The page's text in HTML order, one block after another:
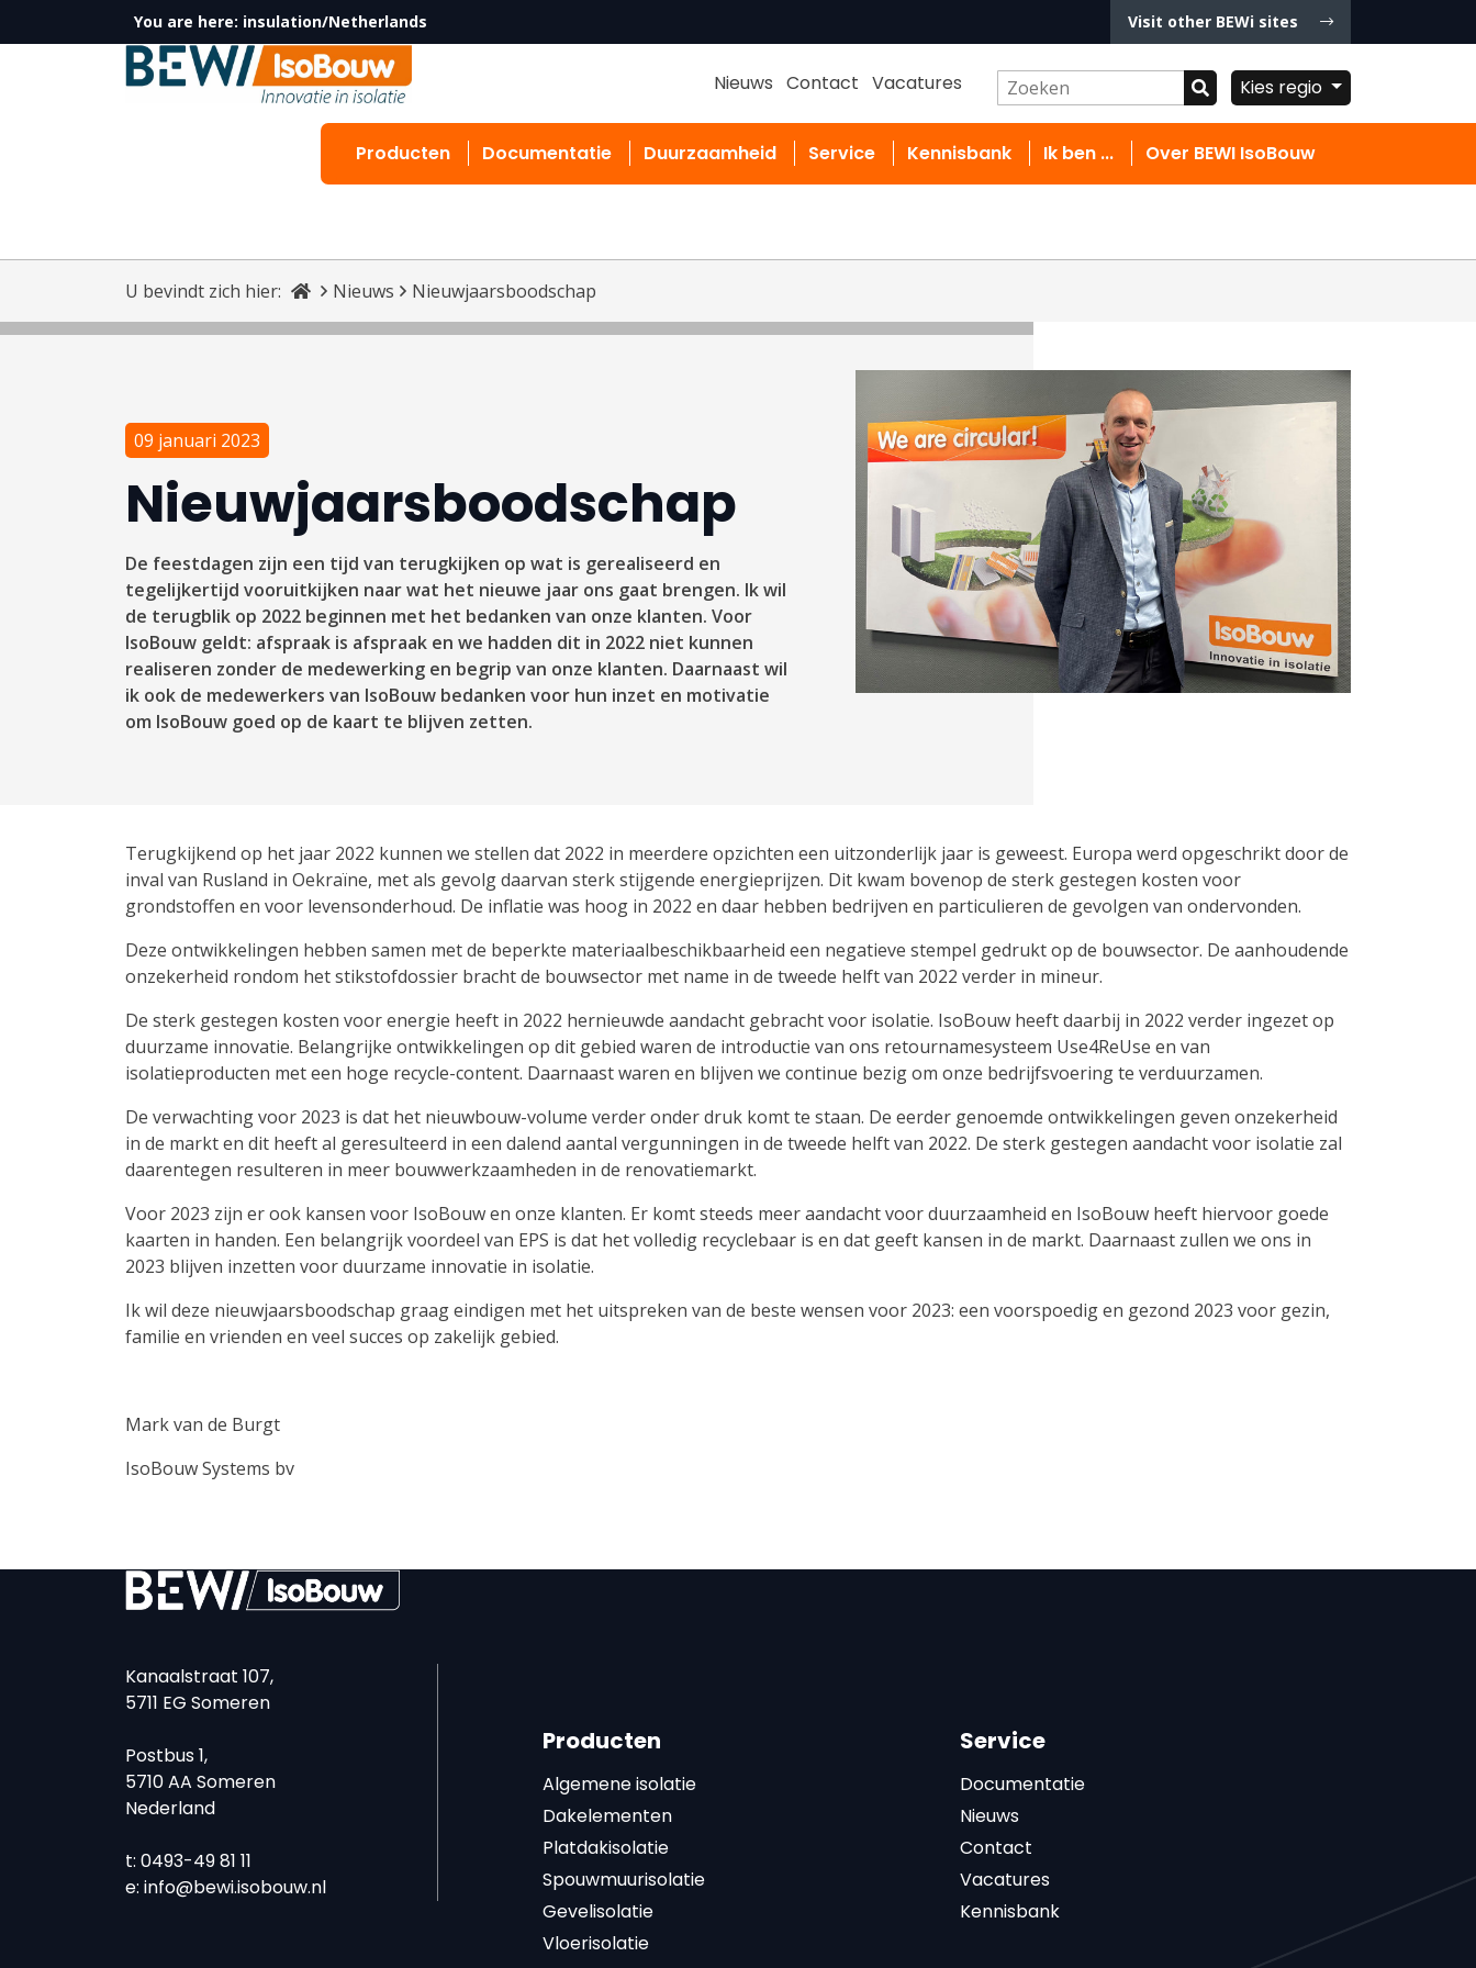
You are here: insulation/Netherlands Visit other BEWi sites
Nieuws Contact Vacatures Kies regio
Producten Documentatie Duurzaamheid Service Kennisbank Ik ben ... Over BEWI IsoBouw
U bevindt zich hier: Nieuws Nieuwjaarsboodschap
09 januari 2023
Nieuwjaarsboodschap
De feestdagen zijn een tijd van terugkijken op wat is gerealiseerd en
tegelijkertijd vooruitkijken naar wat het nieuwe jaar ons gaat brengen. Ik wil
de terugblik op 2022 beginnen met het bedanken van onze klanten. Voor
IsoBouw geldt: afspraak is afspraak en we hadden dit in 2022 niet kunnen
realiseren zonder de medewerking en begrip van onze klanten. Daarnaast wil
ik ook de medewerkers van IsoBouw bedanken voor hun inzet en motivatie
om IsoBouw goed op de kaart te blijven zetten.
Terugkijkend op het jaar 2022 kunnen we stellen dat 2022 in meerdere opzichten een uitzonderlijk jaar is geweest. Europa werd opgeschrikt door de
inval van Rusland in Oekraïne, met als gevolg daarvan sterk stijgende energieprijzen. Dit kwam bovenop de sterk gestegen kosten voor
grondstoffen en voor levensonderhoud. De inflatie was hoog in 2022 en daar hebben bedrijven en particulieren de gevolgen van ondervonden.
Deze ontwikkelingen hebben samen met de beperkte materiaalbeschikbaarheid een negatieve stempel gedrukt op de bouwsector. De aanhoudende
onzekerheid rondom het stikstofdossier bracht de bouwsector met name in de tweede helft van 2022 verder in mineur.
De sterk gestegen kosten voor energie heeft in 2022 hernieuwde aandacht gebracht voor isolatie. IsoBouw heeft daarbij in 2022 verder ingezet op
duurzame innovatie. Belangrijke ontwikkelingen op dit gebied waren de introductie van ons retournamesysteem Use4ReUse en van
isolatieproducten met een hoge recycle-content. Daarnaast waren en blijven we continue bezig om onze bedrijfsvoering te verduurzamen.
De verwachting voor 2023 is dat het nieuwbouw-volume verder onder druk komt te staan. De eerder genoemde ontwikkelingen geven onzekerheid
in de markt en dit heeft al geresulteerd in een dalend aantal vergunningen in de tweede helft van 2022. De sterk gestegen aandacht voor isolatie zal
daarentegen resulteren in meer bouwwerkzaamheden in de renovatiemarkt.
Voor 2023 zijn er ook kansen voor IsoBouw en onze klanten. Er komt steeds meer aandacht voor duurzaamheid en IsoBouw heeft hiervoor goede
kaarten in handen. Een belangrijk voordeel van EPS is dat het volledig recyclebaar is en dat geeft kansen in de markt. Daarnaast zullen we ons in
2023 blijven inzetten voor duurzame innovatie in isolatie.
Ik wil deze nieuwjaarsboodschap graag eindigen met het uitspreken van de beste wensen voor 2023: een voorspoedig en gezond 2023 voor gezin,
familie en vrienden en veel succes op zakelijk gebied.
Mark van de Burgt
IsoBouw Systems bv
Kanaalstraat 107,
5711 EG Someren
Postbus 1,
5710 AA Someren
Nederland
t: 0493-49 81 11
e: info@bewi.isobouw.nl
Producten
Algemene isolatie
Dakelementen
Platdakisolatie
Spouwmuurisolatie
Gevelisolatie
Vloerisolatie
Service
Documentatie
Nieuws
Contact
Vacatures
Kennisbank